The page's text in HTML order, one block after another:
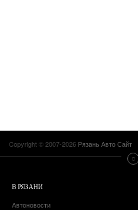
Copyright © 2007-2026 Рязань Авто Сайт
В РЯЗАНИ
Автоновости